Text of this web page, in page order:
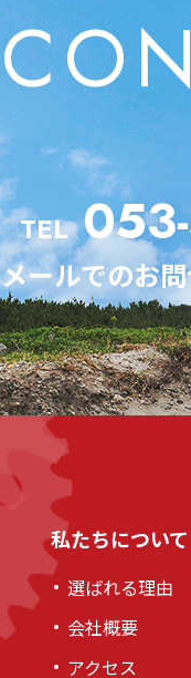
TEL
メールでのお
私たちについて
選ばれる理由
会社概要
アクセス